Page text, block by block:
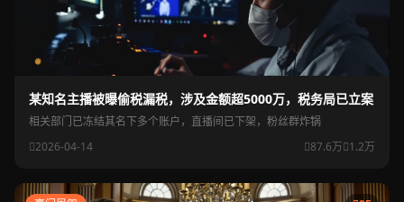
某知名主播被曝偷税漏税，涉及金额超5000万，税务局已立案
相关部门已冻结其名下多个账户，直播间已下架，粉丝群炸锅
2026-04-14
87.6万 1.2万